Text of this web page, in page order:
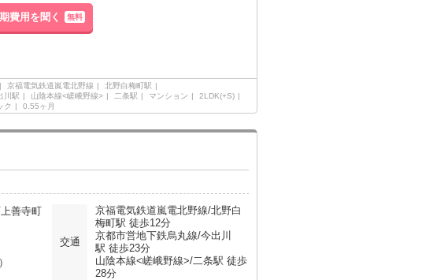
費用を聞く 無料
京福電気鉄道嵐電北野線
北野白梅町駅
川駅 山陰本線<嵯峨野線> 二条駅 マンション
2LDK(+S)
ク 0.55ヶ月
善寺町
交通
京福電気鉄道嵐電北野線/北野白
梅町駅 徒歩12分
京都市営地下鉄烏丸線/今出川
駅 徒歩23分
山陰本線<嵯峨野線>/二条駅 徒歩
28分